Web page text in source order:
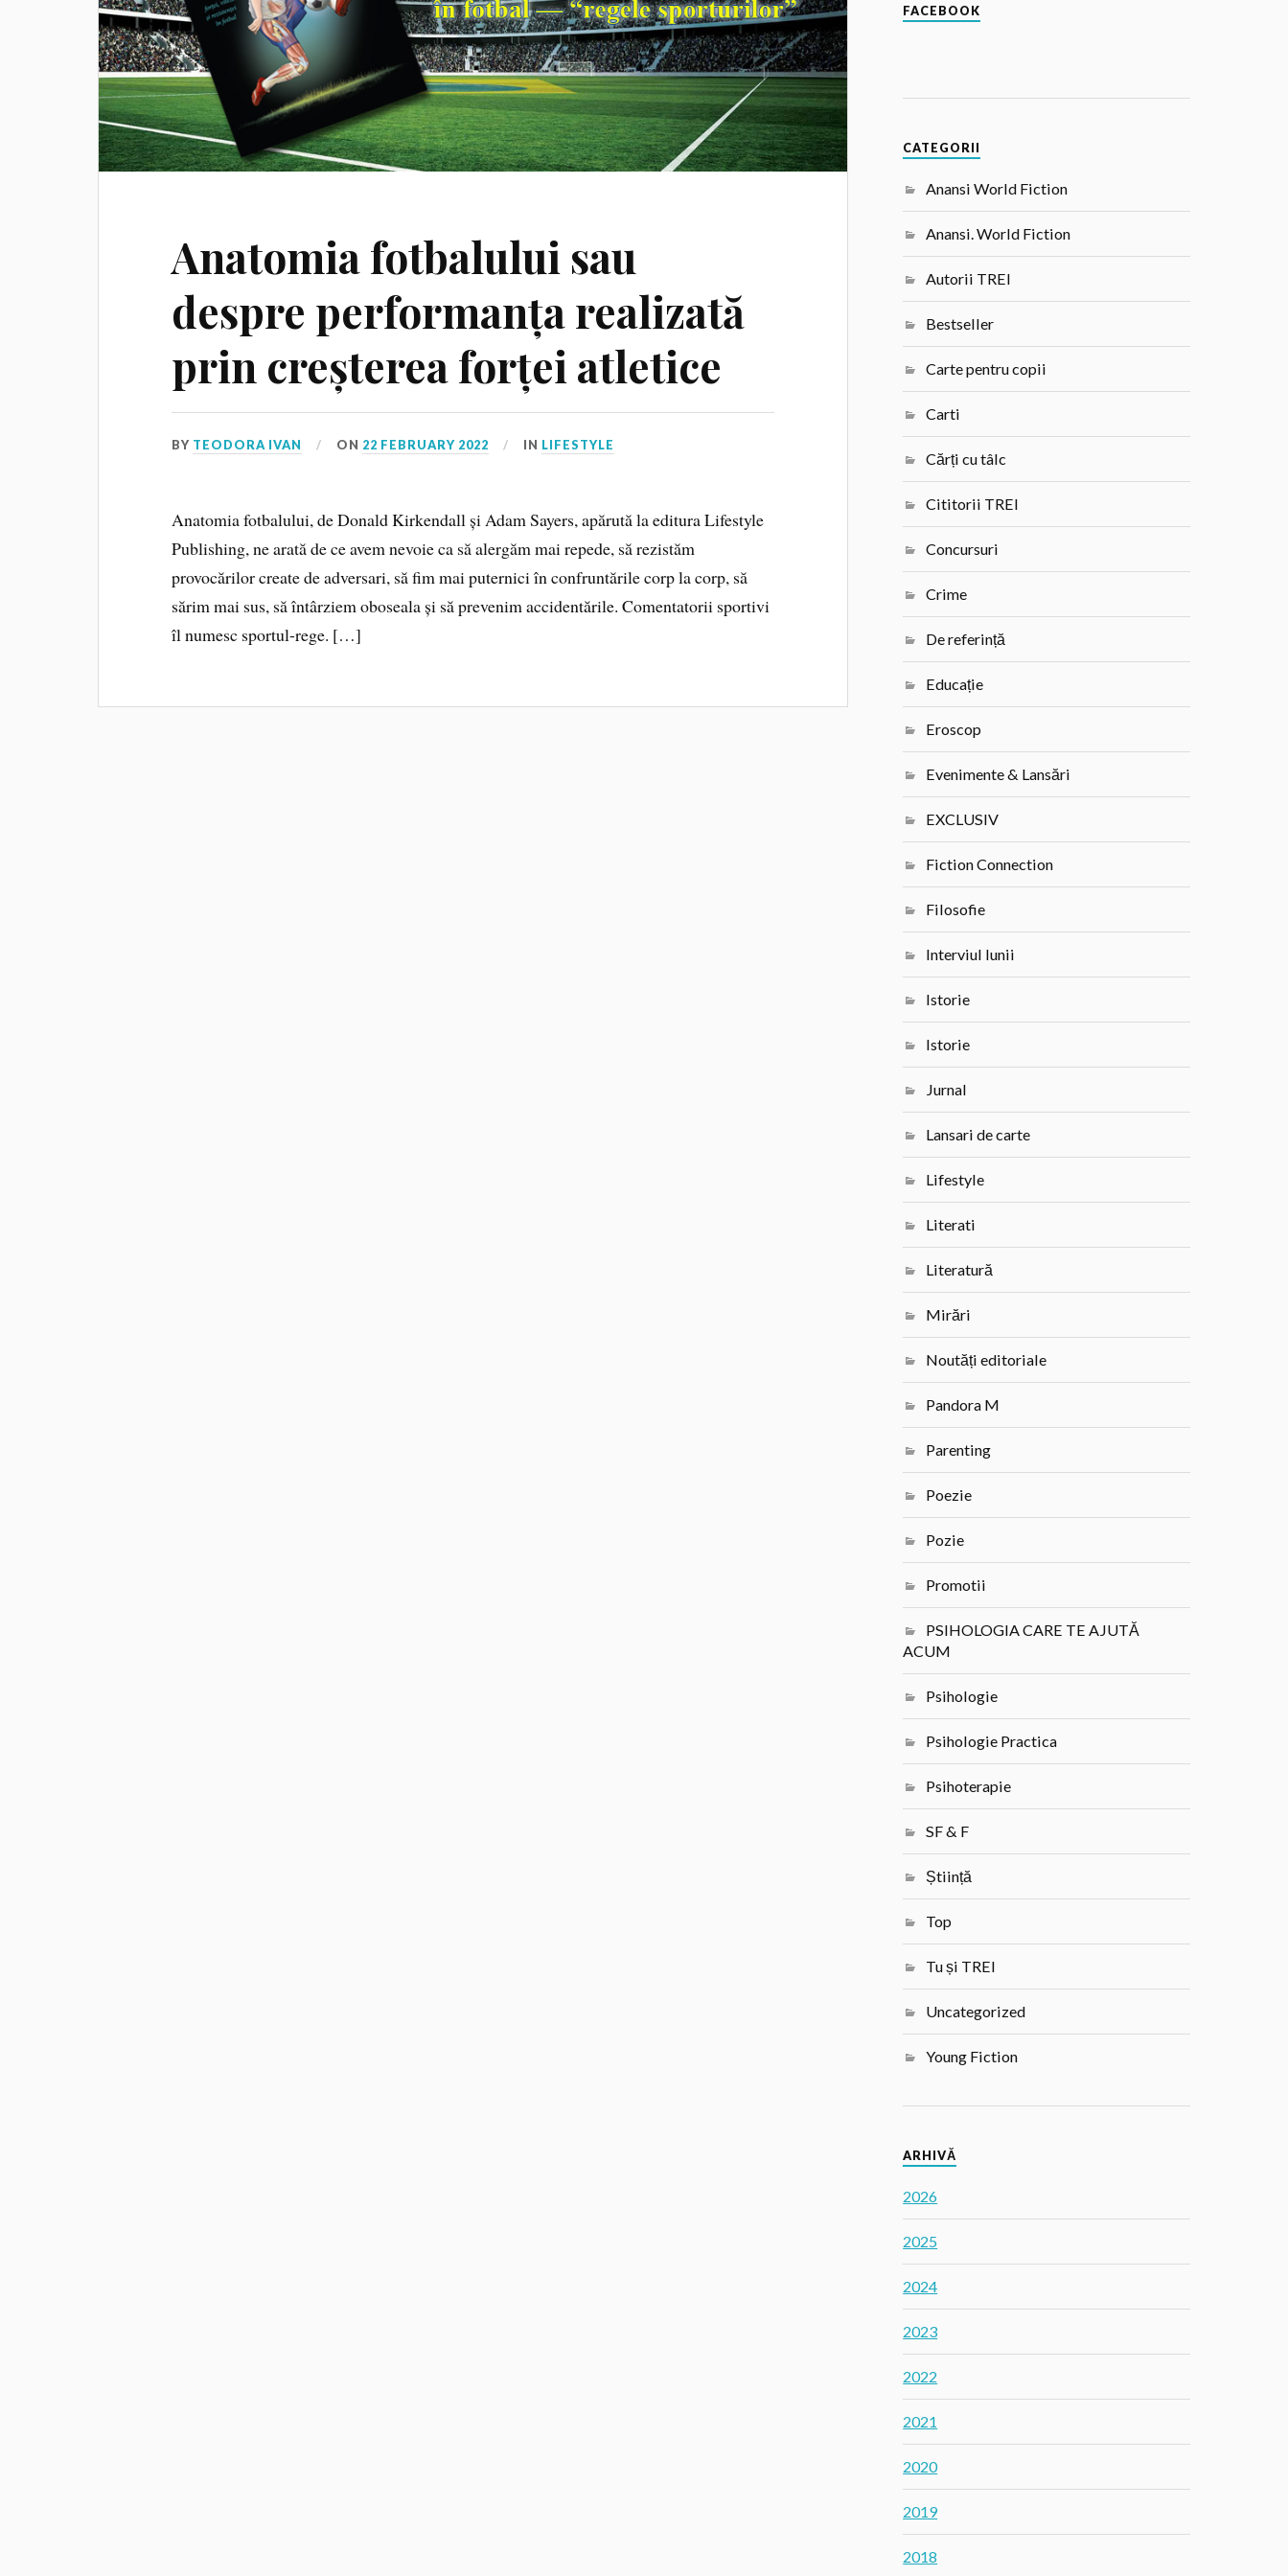
Anatomia fotbalului sau
despre performanța realizată
prin creșterea forței atletice
BY TEODORA IVAN ON 22 FEBRUARY 2022 IN LIFESTYLE
Anatomia fotbalului, de Donald Kirkendall și Adam Sayers, apărută la editura Lifestyle
Publishing, ne arată de ce avem nevoie ca să alergăm mai repede, să rezistăm
provocărilor create de adversari, să fim mai puternici în confruntările corp la corp, să
sărim mai sus, să întârziem oboseala și să prevenim accidentările. Comentatorii sportivi
îl numesc sportul-rege. […]
FACEBOOK
CATEGORII
Anansi World Fiction
Anansi. World Fiction
Autorii TREI
Bestseller
Carte pentru copii
Carti
Cărți cu tâlc
Cititorii TREI
Concursuri
Crime
De referință
Educație
Eroscop
Evenimente & Lansări
EXCLUSIV
Fiction Connection
Filosofie
Interviul lunii
Istorie
Istorie
Jurnal
Lansari de carte
Lifestyle
Literati
Literatură
Mirări
Noutăți editoriale
Pandora M
Parenting
Poezie
Pozie
Promotii
PSIHOLOGIA CARE TE AJUTĂ
ACUM
Psihologie
Psihologie Practica
Psihoterapie
SF & F
Știință
Top
Tu și TREI
Uncategorized
Young Fiction
ARHIVĂ
2026
2025
2024
2023
2022
2021
2020
2019
2018